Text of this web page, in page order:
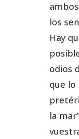
los
Hay
odios
que lo
la